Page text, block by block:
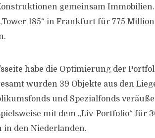
gemeinsam
185“ in Frankfurt für 775
habe die Optimierung der
wurden 39 Objekte aus den
und Spezialfonds
mit dem „Liv-Portfolio“ für
den Niederlanden.